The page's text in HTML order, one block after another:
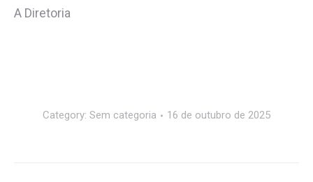
A Diretoria
Category: Sem categoria 16 de outubro de 2025